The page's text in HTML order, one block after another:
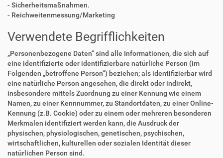
- Sicherheitsmaßnahmen.
- Reichweitenmessung/Marketing
Verwendete Begrifflichkeiten
„Personenbezogene Daten“ sind alle Informationen, die sich auf
eine identifizierte oder identifizierbare natürliche Person (im
Folgenden „betroffene Person“) beziehen; als identifizierbar wird
eine natürliche Person angesehen, die direkt oder indirekt,
insbesondere mittels Zuordnung zu einer Kennung wie einem
Namen, zu einer Kennnummer, zu Standortdaten, zu einer Online-
Kennung (z.B. Cookie) oder zu einem oder mehreren besonderen
Merkmalen identifiziert werden kann, die Ausdruck der
physischen, physiologischen, genetischen, psychischen,
wirtschaftlichen, kulturellen oder sozialen Identität dieser
natürlichen Person sind.